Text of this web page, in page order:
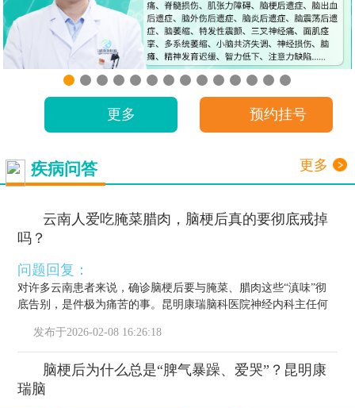
更多 预约挂号
疾病问答 更多
云南人爱吃腌菜腊肉，脑梗后真的要彻底戒掉
吗？
问题回复：
对许多云南患者来说，确诊脑梗后要与腌菜、腊肉这些“滇味”彻
底告别，是件极为痛苦的事。昆明康瑞脑科医院神经内科主任何
发布于2026-02-08 16:26:18
脑梗后为什么总是“脾气暴躁、爱哭”？昆明康
瑞脑